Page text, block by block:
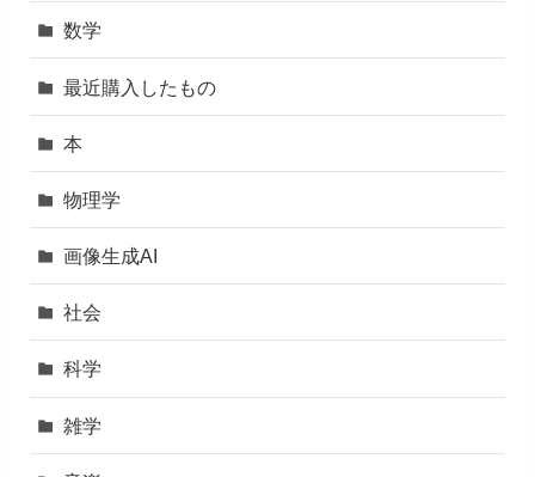
数学
最近購入したもの
本
物理学
画像生成AI
社会
科学
雑学